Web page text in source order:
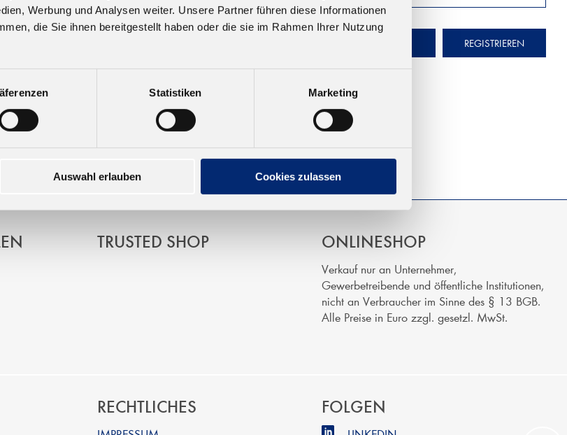
Werbung und Analysen weiter. Unsere Partner führen diese Informationen
die Sie ihnen bereitgestellt haben oder die sie im Rahmen Ihrer Nutzung
Statistiken Marketing
Auswahl erlauben Cookies zulassen
REGISTRIEREN
TRUSTED SHOP ONLINESHOP
Verkauf nur an Unternehmer,
Gewerbetreibende und öffentliche Institutionen,
nicht an Verbraucher im Sinne des § 13 BGB.
Alle Preise in Euro zzgl. gesetzl. MwSt.
RECHTLICHES FOLGEN